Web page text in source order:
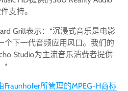
支持。
Grill表示：“沉浸式音乐是电影
个下一代音频应用风口。我们的
Studio为主流音乐消费者提供
“
所管理的MPEG-H商标